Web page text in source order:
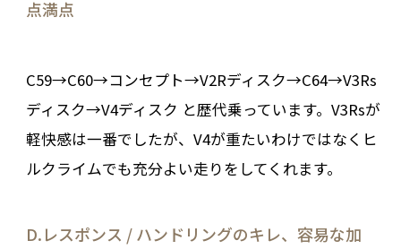
点満点
C59→C60→コンセプト→V2Rディスク→C64→V3Rs
ディスク→V4ディスク と歴代乗っています。V3Rsが
軽快感は一番でしたが、V4が重たいわけではなくヒ
ルクライムでも充分よい走りをしてくれます。
D.レスポンス / ハンドリングのキレ、容易な加